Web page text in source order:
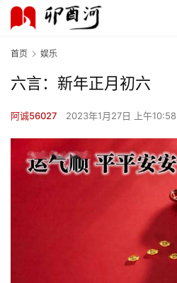
首页 娱乐
六言：新年正月初六
阿诚56027 2023年1月27日 上午10:58